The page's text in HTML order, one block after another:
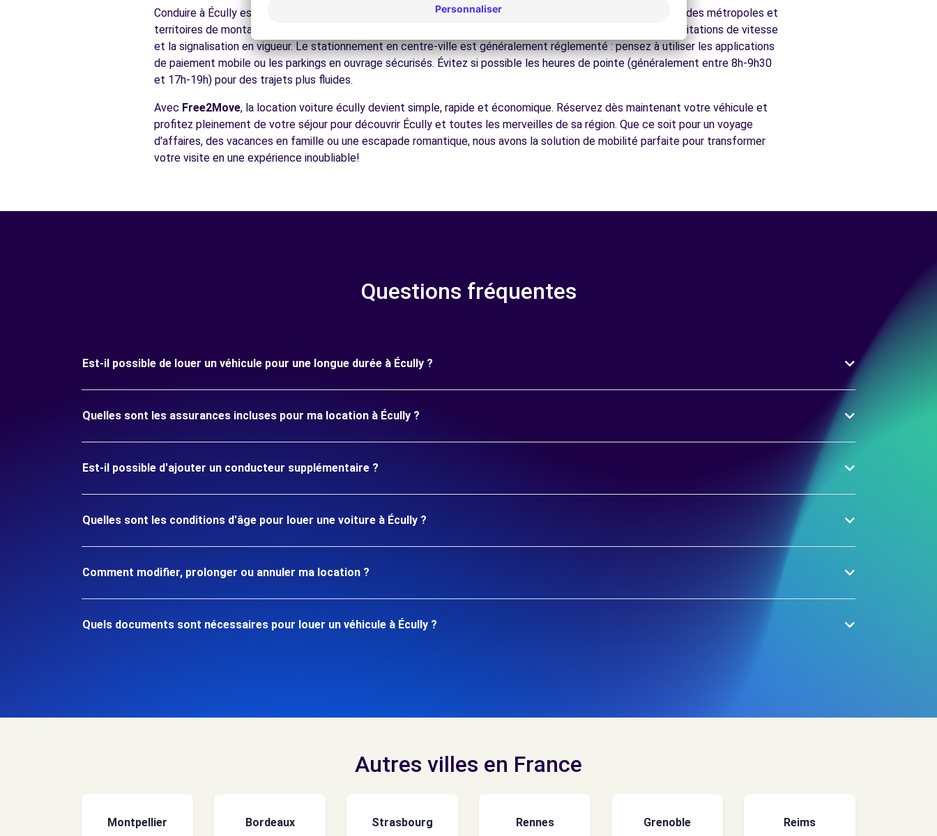
FRANCHEVILLE, FR-69, 69340Conduire à Écully est accessible à tous les conducteurs avec quelques conseils pratiques. la région allie grandes métropoles et
territoires de montagne aux routes panoramiques Comme dans toutes les villes françaises, respectez les limitations de vitesse
et la signalisation en vigueur. Le stationnement en centre-ville est généralement réglementé : pensez à utiliser les applications
de paiement mobile ou les parkings en ouvrage sécurisés. Évitez si possible les heures de pointe (généralement entre 8h-9h30
et 17h-19h) pour des trajets plus fluides.
Avec Free2Move, la location voiture écully devient simple, rapide et économique. Réservez dès maintenant votre véhicule et
profitez pleinement de votre séjour pour découvrir Écully et toutes les merveilles de sa région. Que ce soit pour un voyage
d'affaires, des vacances en famille ou une escapade romantique, nous avons la solution de mobilité parfaite pour transformer
votre visite en une expérience inoubliable!
Questions fréquentes
Est-il possible de louer un véhicule pour une longue durée à Écully ?
Quelles sont les assurances incluses pour ma location à Écully ?
Est-il possible d'ajouter un conducteur supplémentaire ?
Quelles sont les conditions d'âge pour louer une voiture à Écully ?
Comment modifier, prolonger ou annuler ma location ?
Quels documents sont nécessaires pour louer un véhicule à Écully ?
Autres villes en France
Montpellier Bordeaux Strasbourg Rennes Grenoble Reims